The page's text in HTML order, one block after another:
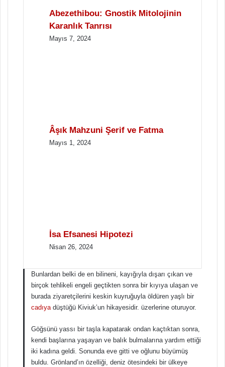
Abezethibou: Gnostik Mitolojinin
Karanlık Tanrısı
Mayıs 7, 2024
Âşık Mahzuni Şerif ve Fatma
Mayıs 1, 2024
İsa Efsanesi Hipotezi
Nisan 26, 2024
Bunlardan belki de en bilineni, kayığıyla dışarı çıkan ve
birçok tehlikeli engeli geçtikten sonra bir kıyıya ulaşan ve
burada ziyaretçilerini keskin kuyruğuyla öldüren yaşlı bir
cadıyadüştüğü Kiviuk’un hikayesidir. üzerlerine oturuyor.
Göğsünü yassı bir taşla kapatarak ondan kaçtıktan sonra,
kendi başlarına yaşayan ve balık bulmalarına yardım ettiği
iki kadına geldi. Sonunda eve gitti ve oğlunu büyümüş
buldu. Grönland’ın özelliği, deniz ötesindeki bir ülkeye